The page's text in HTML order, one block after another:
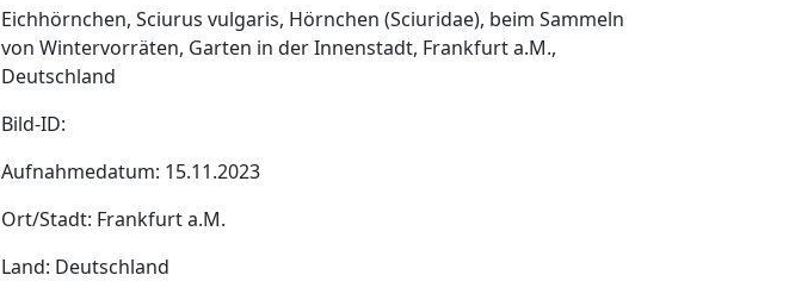
Eichhörnchen, Sciurus vulgaris, Hörnchen (Sciuridae), beim Sammeln
von Wintervorräten, Garten in der Innenstadt, Frankfurt a.M.,
Deutschland
Bild-ID:
Aufnahmedatum: 15.11.2023
Ort/Stadt: Frankfurt a.M.
Land: Deutschland